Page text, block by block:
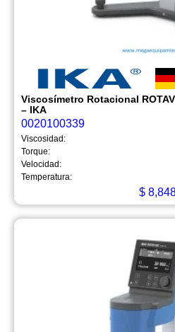
Viscosímetro Rotacional
– IKA
0020100339
Viscosidad:
Torque:
Velocidad:
Temperatura:
$